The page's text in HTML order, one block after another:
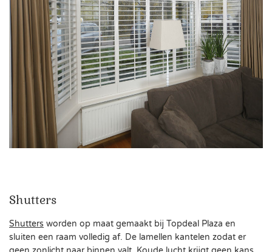
Shutters
Shutters worden op maat gemaakt bij Topdeal Plaza en
sluiten een raam volledig af. De lamellen kantelen zodat er